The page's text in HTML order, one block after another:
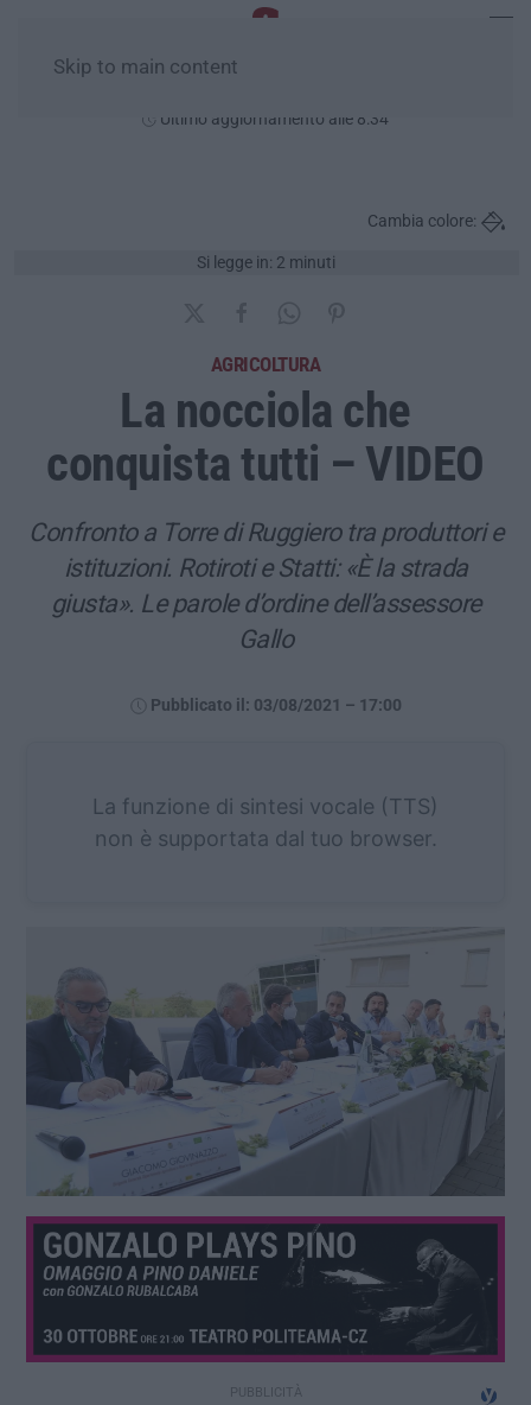
Skip to main content
Ultimo aggiornamento alle 8:34
Si legge in: 2 minuti
Cambia colore:
AGRICOLTURA
La nocciola che
conquista tutti – VIDEO
Confronto a Torre di Ruggiero tra produttori e
istituzioni. Rotiroti e Statti: «È la strada
giusta». Le parole d’ordine dell’assessore
Gallo
Pubblicato il: 03/08/2021 – 17:00
La funzione di sintesi vocale (TTS)
non è supportata dal tuo browser.